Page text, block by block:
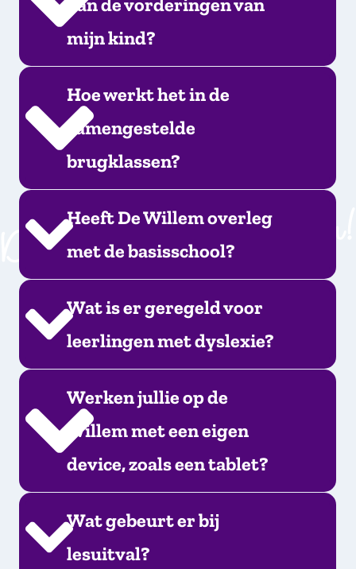
mijn kind?
Hoe werkt het in de
samengestelde
brugklassen?
Heeft De Willem overleg
met de basisschool?
Wat is er geregeld voor
leerlingen met dyslexie?
Werken jullie op de
Willem met een eigen
device, zoals een tablet?
Wat gebeurt er bij
lesuitval?